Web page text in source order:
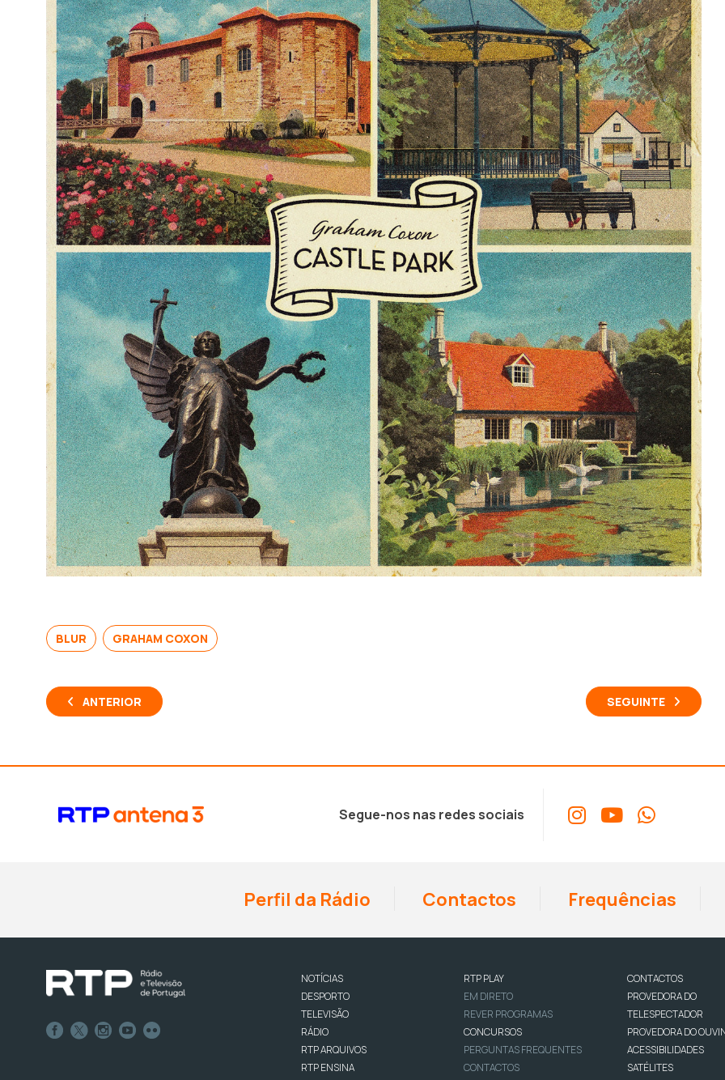
BLUR GRAHAM COXON
ANTERIOR SEGUINTE
Segue-nos nas redes sociais
Perfil da Rádio Contactos Frequências
NOTÍCIAS
DESPORTO
TELEVISÃO
RÁDIO
RTP ARQUIVOS
RTP ENSINA
RTP PLAY
EM DIRETO
REVER PROGRAMAS
CONCURSOS
PERGUNTAS FREQUENTES
CONTACTOS
CONTACTOS
PROVEDORA DO
TELESPECTADOR
PROVEDORA DO
ACESSIBILIDADES
SATÉLITES